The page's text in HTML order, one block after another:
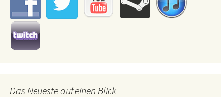
Das Neueste auf einen Blick